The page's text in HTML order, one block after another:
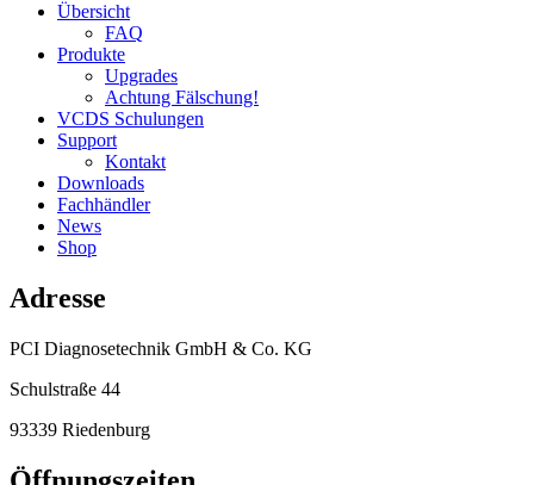
Übersicht
FAQ
Produkte
Upgrades
Achtung Fälschung!
VCDS Schulungen
Support
Kontakt
Downloads
Fachhändler
News
Shop
Adresse
PCI Diagnosetechnik GmbH & Co. KG
Schulstraße 44
93339 Riedenburg